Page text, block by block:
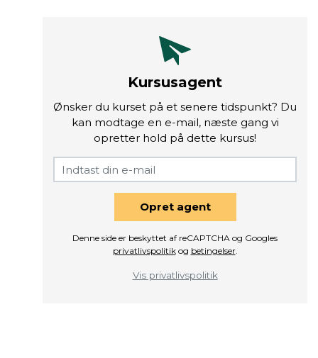
Kursusagent
Ønsker du kurset på et senere tidspunkt? Du
kan modtage en e-mail, næste gang vi
opretter hold på dette kursus!
Opret agent
Denne side er beskyttet af reCAPTCHA og Googles
privatlivspolitikog betingelser.
Vis privatlivspolitik